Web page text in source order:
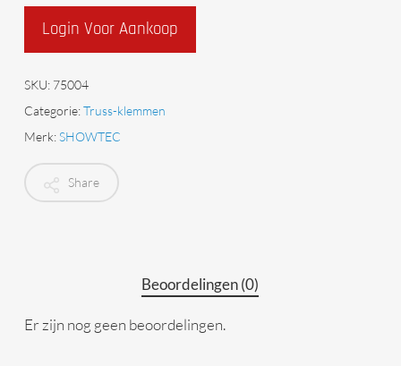
Login Voor Aankoop
SKU: 75004
Categorie:Truss-klemmen
Merk:SHOWTEC
Share
Beoordelingen (0)
Er zijn nog geen beoordelingen.